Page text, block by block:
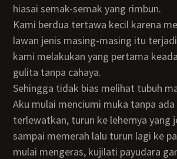
hiasai semak-semak yang rimbun.
Kami berdua tertawa kecil karena melihat tubuh
lawan jenis masing-masing itu
kami melakukan yang pertama
gulita tanpa cahaya.
Sehingga tidak bias melihat tubuh
Aku mulai menciumi muka tanpa ada yang
terlewatkan, turun ke lehernya yang
sampai memerah lalu turun lagi ke
mulai mengeras, kujilati payudara